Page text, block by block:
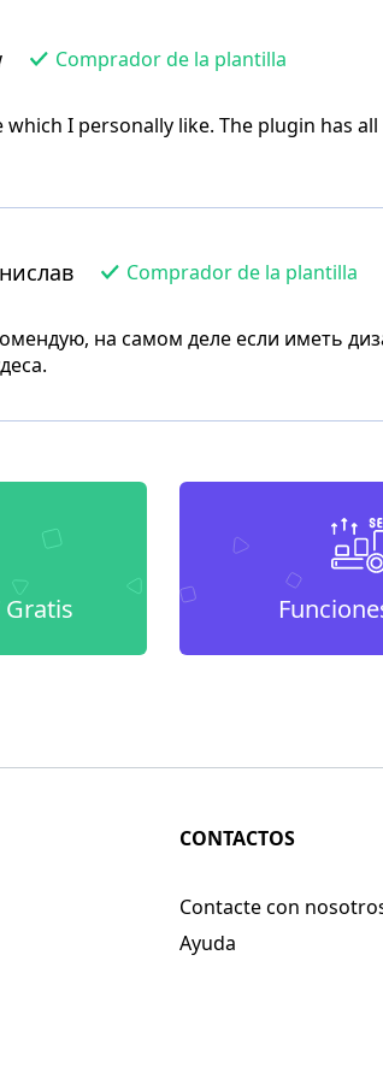
Comprador de la plantilla
I personally like. The plugin has
Comprador de la plantilla
на самом деле если иметь
CONTACTOS
Contacte con
Ayuda